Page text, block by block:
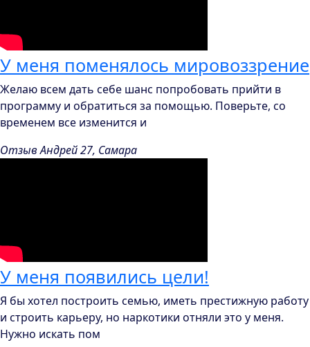
У меня поменялось мировоззрение
Желаю всем дать себе шанс попробовать прийти в
программу и обратиться за помощью. Поверьте, со
временем все изменится и
Отзыв Андрей 27, Самара
У меня появились цели!
Я бы хотел построить семью, иметь престижную работу
и строить карьеру, но наркотики отняли это у меня.
Нужно искать пом